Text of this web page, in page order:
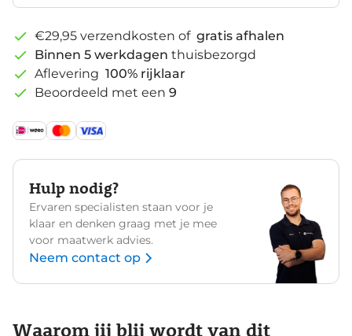
€29,95 verzendkosten of gratis afhalen
Binnen 5 werkdagen thuisbezorgd
Aflevering 100% rijklaar
Beoordeeld met een 9
Hulp nodig?
Ervaren specialisten staan voor je
klaar en denken graag met je mee
voor maatwerk advies.
Neem contact op
Waarom jij blij wordt van dit